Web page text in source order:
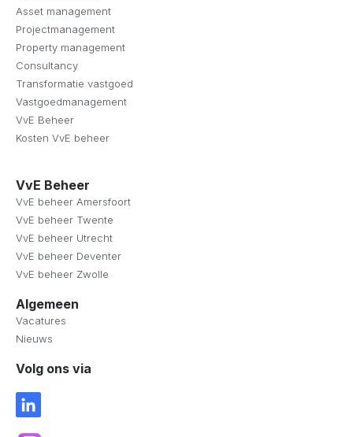
Asset management
Projectmanagement
Property management
Consultancy
Transformatie vastgoed
Vastgoedmanagement
VvE Beheer
Kosten VvE beheer
VvE Beheer
VvE beheer Amersfoort
VvE beheer Twente
VvE beheer Utrecht
VvE beheer Deventer
VvE beheer Zwolle
Algemeen
Vacatures
Nieuws
Volg ons via